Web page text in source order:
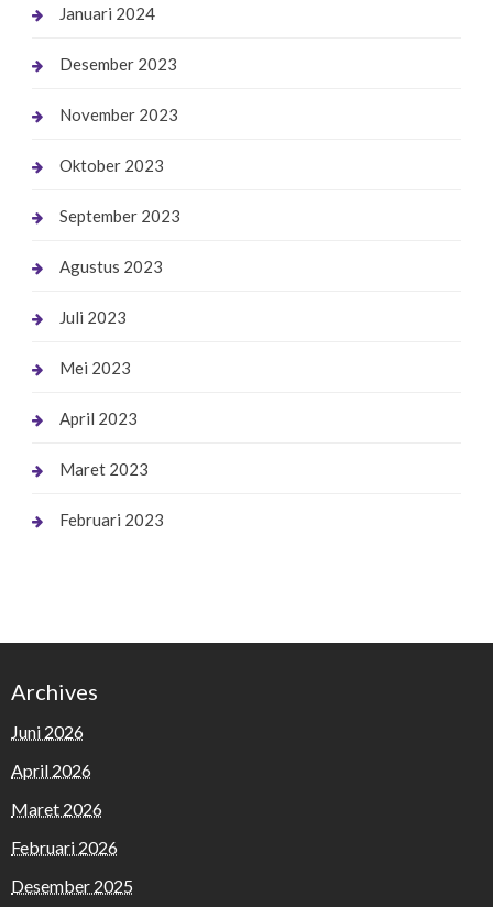
Januari 2024
Desember 2023
November 2023
Oktober 2023
September 2023
Agustus 2023
Juli 2023
Mei 2023
April 2023
Maret 2023
Februari 2023
Archives
Juni 2026
April 2026
Maret 2026
Februari 2026
Desember 2025